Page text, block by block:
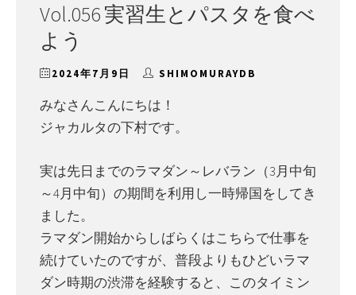
Vol.056 実習生とパスタを食べ
よう
2024年7月9日 SHIMOMURAYDB
みなさんこんにちは！
ジャカルタの下村です。
実は先日までのラマダン～レバラン（3月中旬
～4月中旬）の期間を利用し一時帰国をしてき
ました。
ラマダン開始からしばらくはこちらで仕事を
続けていたのですが、普段よりもひどいラマ
ダン時期の渋滞を経験すると、このタイミン